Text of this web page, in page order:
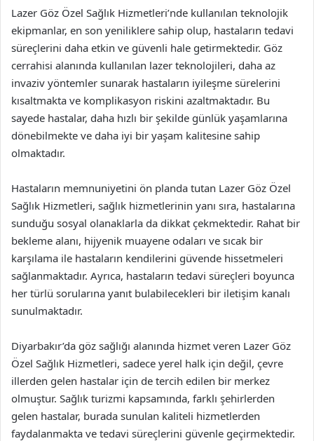
Lazer Göz Özel Sağlık Hizmetleri’nde kullanılan teknolojik
ekipmanlar, en son yeniliklere sahip olup, hastaların tedavi
süreçlerini daha etkin ve güvenli hale getirmektedir. Göz
cerrahisi alanında kullanılan lazer teknolojileri, daha az
invaziv yöntemler sunarak hastaların iyileşme sürelerini
kısaltmakta ve komplikasyon riskini azaltmaktadır. Bu
sayede hastalar, daha hızlı bir şekilde günlük yaşamlarına
dönebilmekte ve daha iyi bir yaşam kalitesine sahip
olmaktadır.
Hastaların memnuniyetini ön planda tutan Lazer Göz Özel
Sağlık Hizmetleri, sağlık hizmetlerinin yanı sıra, hastalarına
sunduğu sosyal olanaklarla da dikkat çekmektedir. Rahat bir
bekleme alanı, hijyenik muayene odaları ve sıcak bir
karşılama ile hastaların kendilerini güvende hissetmeleri
sağlanmaktadır. Ayrıca, hastaların tedavi süreçleri boyunca
her türlü sorularına yanıt bulabilecekleri bir iletişim kanalı
sunulmaktadır.
Diyarbakır’da göz sağlığı alanında hizmet veren Lazer Göz
Özel Sağlık Hizmetleri, sadece yerel halk için değil, çevre
illerden gelen hastalar için de tercih edilen bir merkez
olmuştur. Sağlık turizmi kapsamında, farklı şehirlerden
gelen hastalar, burada sunulan kaliteli hizmetlerden
faydalanmakta ve tedavi süreçlerini güvenle geçirmektedir.